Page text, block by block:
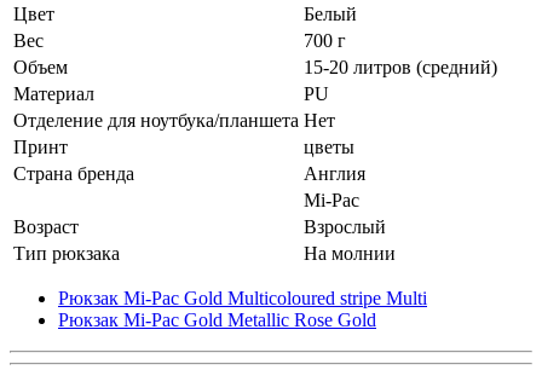
Цвет
Белый
Вес
700 г
Объем
15-20 литров (средний)
Материал
PU
Отделение для ноутбука/планшета Нет
Принт
цветы
Страна бренда
Англия
Mi-Pac
Возраст
Взрослый
Тип рюкзака
На молнии
Рюкзак Mi-Pac Gold Multicoloured stripe Multi
Рюкзак Mi-Pac Gold Metallic Rose Gold